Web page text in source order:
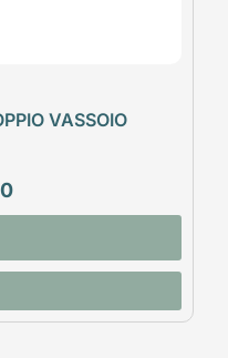
VASSOIO